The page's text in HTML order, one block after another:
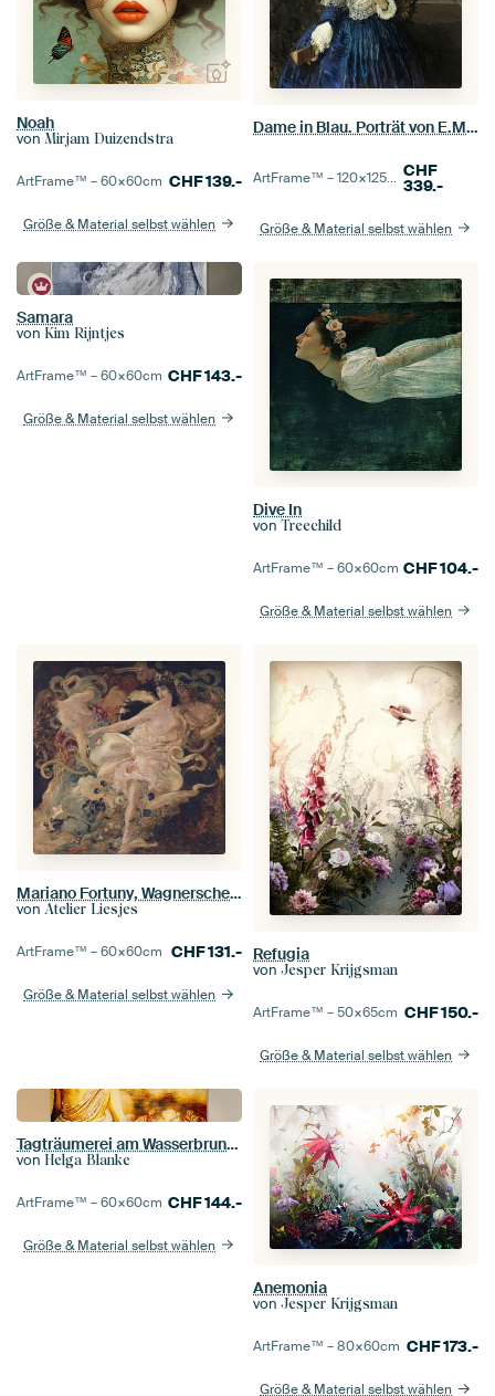
Noah
von Mirjam Duizendstra
ArtFrame™ –60×60cm CHF139.-
Größe & Material selbst wählen
Dame in Blau. Porträt von E.M. Martynowa, Konstantin Somow
ArtFrame™ –120×125cmCHF
339.-
Größe & Material selbst wählen
Samara
von Kim Rijntjes
ArtFrame™ –60×60cm CHF143.-
Größe & Material selbst wählen
Dive In
von Treechild
ArtFrame™ –60×60cm CHF104.-
Größe & Material selbst wählen
Mariano Fortuny, Wagnerscher Zyklus. Parsifal. Die Blumenmädchen, 1896
von Atelier Liesjes
ArtFrame™ –60×60cm CHF131.-
Größe & Material selbst wählen
Refugia
von Jesper Krijgsman
ArtFrame™ –50×65cm CHF150.-
Größe & Material selbst wählen
Tagträumerei am Wasserbrunnen
von Helga Blanke
ArtFrame™ –60×60cm CHF144.-
Größe & Material selbst wählen
Anemonia
von Jesper Krijgsman
ArtFrame™ –80×60cm CHF173.-
Größe & Material selbst wählen